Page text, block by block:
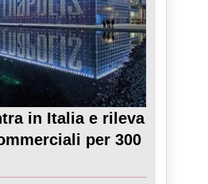
in Italia e rileva
per 300